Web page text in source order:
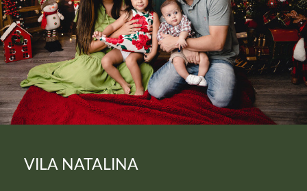
VILA NATALINA